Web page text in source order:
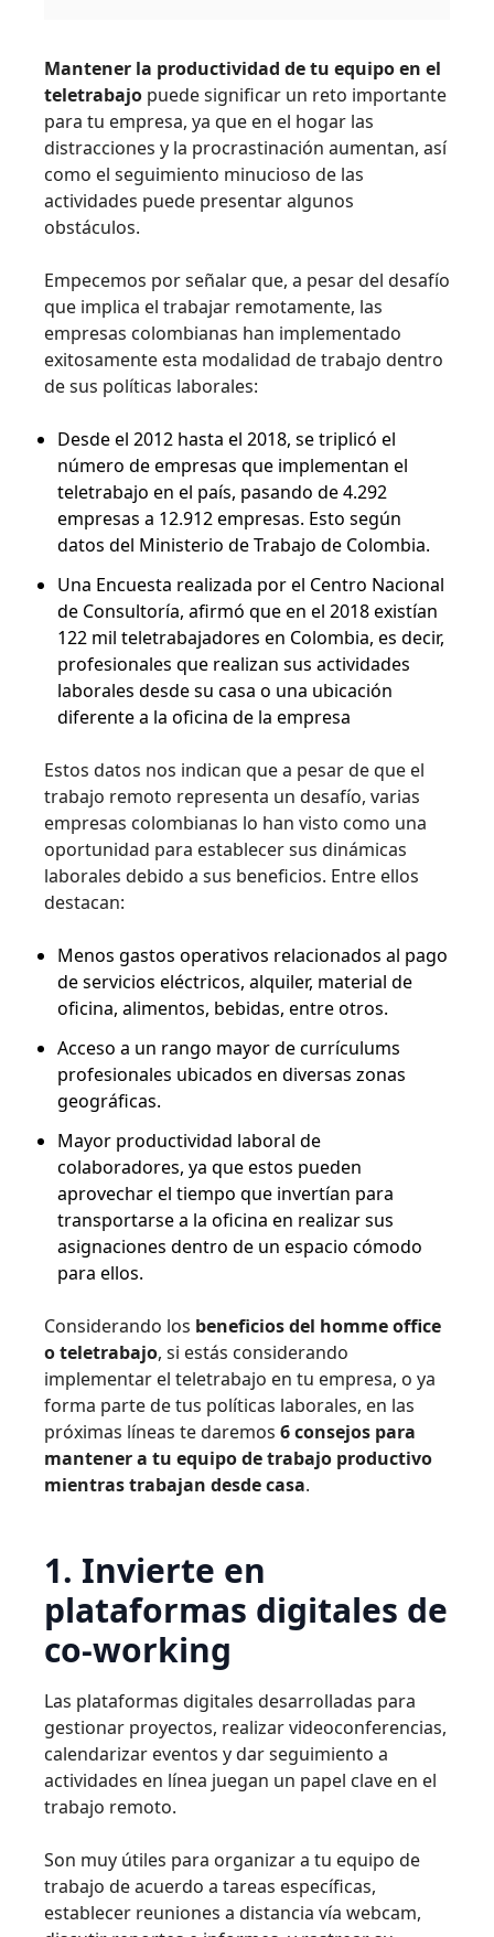
Mantener la productividad de tu equipo en el
teletrabajo puede significar un reto importante
para tu empresa, ya que en el hogar las
distracciones y la procrastinación aumentan, así
como el seguimiento minucioso de las
actividades puede presentar algunos
obstáculos.
Empecemos por señalar que, a pesar del desafío
que implica el trabajar remotamente, las
empresas colombianas han implementado
exitosamente esta modalidad de trabajo dentro
de sus políticas laborales:
Desde el 2012 hasta el 2018, se triplicó el
número de empresas que implementan el
teletrabajo en el país, pasando de 4.292
empresas a 12.912 empresas. Esto según
datos del Ministerio de Trabajo de Colombia.
Una Encuesta realizada por el Centro Nacional
de Consultoría, afirmó que en el 2018 existían
122 mil teletrabajadores en Colombia, es decir,
profesionales que realizan sus actividades
laborales desde su casa o una ubicación
diferente a la oficina de la empresa
Estos datos nos indican que a pesar de que el
trabajo remoto representa un desafío, varias
empresas colombianas lo han visto como una
oportunidad para establecer sus dinámicas
laborales debido a sus beneficios. Entre ellos
destacan:
Menos gastos operativos relacionados al pago
de servicios eléctricos, alquiler, material de
oficina, alimentos, bebidas, entre otros.
Acceso a un rango mayor de currículums
profesionales ubicados en diversas zonas
geográficas.
Mayor productividad laboral de
colaboradores, ya que estos pueden
aprovechar el tiempo que invertían para
transportarse a la oficina en realizar sus
asignaciones dentro de un espacio cómodo
para ellos.
Considerando los beneficios del homme office
o teletrabajo, si estás considerando
implementar el teletrabajo en tu empresa, o ya
forma parte de tus políticas laborales, en las
próximas líneas te daremos 6 consejos para
mantener a tu equipo de trabajo productivo
mientras trabajan desde casa.
1. Invierte en
plataformas digitales de
co-working
Las plataformas digitales desarrolladas para
gestionar proyectos, realizar videoconferencias,
calendarizar eventos y dar seguimiento a
actividades en línea juegan un papel clave en el
trabajo remoto.
Son muy útiles para organizar a tu equipo de
trabajo de acuerdo a tareas específicas,
establecer reuniones a distancia vía webcam,